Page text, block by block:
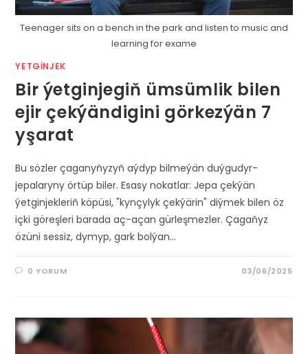
Teenager sits on a bench in the park and listen to music and
learning for exame
YETGINJEK
Bir ýetginjegiň ümsümlik bilen
ejir çekýändigini görkezýän 7
yşarat
Bu sözler çaganyňyzyň aýdyp bilmeýän duýgudyr-
jepalaryny örtüp biler. Esasy nokatlar: Jepa çekýän
ýetginjekleriň köpüsi, "kynçylyk çekýärin" diýmek bilen öz
içki göreşleri barada aç-açan gürleşmezler. Çagaňyz
özüni sessiz, dymyp, gark bolýan…
0 YORUM 03/06/2025